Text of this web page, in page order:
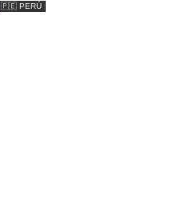
🇵🇪 PERÚ